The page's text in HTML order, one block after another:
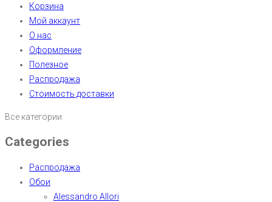
Корзина
Мой аккаунт
О нас
Оформление
Полезное
Распродажа
Стоимость доставки
Все категории
Categories
Распродажа
Обои
Alessandro Allori